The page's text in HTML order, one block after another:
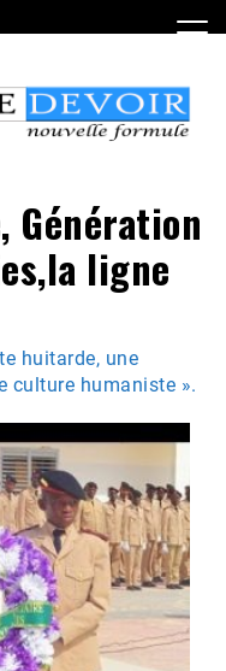
Génération
ligne
huitarde, une
culture humaniste ».